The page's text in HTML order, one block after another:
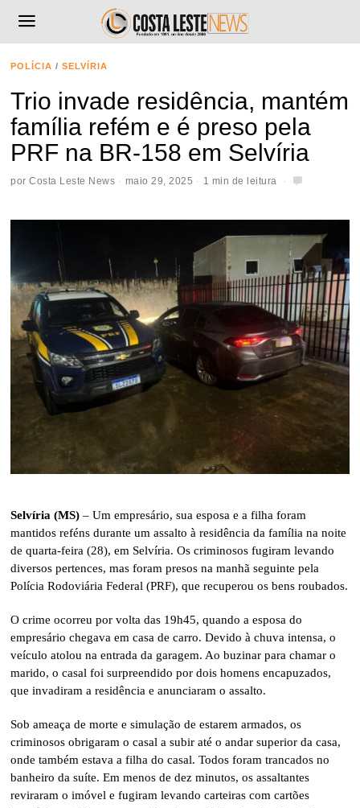
POLÍCIA / SELVÍRIA
Trio invade residência, mantém
família refém e é preso pela
PRF na BR-158 em Selvíria
porCosta Leste News maio 29, 2025 1 min de leitura
Selvíria (MS) – Um empresário, sua esposa e a filha foram
mantidos reféns durante um assalto à residência da família na noite
de quarta-feira (28), em Selvíria. Os criminosos fugiram levando
diversos pertences, mas foram presos na manhã seguinte pela
Polícia Rodoviária Federal (PRF), que recuperou os bens roubados.
O crime ocorreu por volta das 19h45, quando a esposa do
empresário chegava em casa de carro. Devido à chuva intensa, o
veículo atolou na entrada da garagem. Ao buzinar para chamar o
marido, o casal foi surpreendido por dois homens encapuzados,
que invadiram a residência e anunciaram o assalto.
Sob ameaça de morte e simulação de estarem armados, os
criminosos obrigaram o casal a subir até o andar superior da casa,
onde também estava a filha do casal. Todos foram trancados no
banheiro da suíte. Em menos de dez minutos, os assaltantes
reviraram o imóvel e fugiram levando carteiras com cartões